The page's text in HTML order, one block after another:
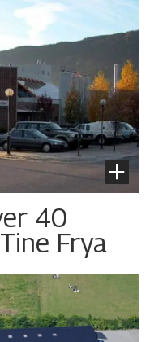
40
Frya